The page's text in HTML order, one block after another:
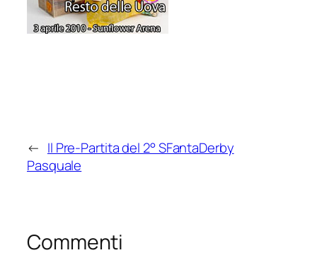
← Il Pre-Partita del 2° SFantaDerby
Pasquale
Commenti